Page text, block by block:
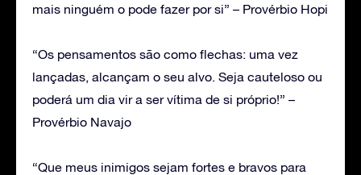
mais ninguém o pode fazer por si” – Provérbio Hopi
“Os pensamentos são como flechas: uma vez
lançadas, alcançam o seu alvo. Seja cauteloso ou
poderá um dia vir a ser vítima de si próprio!” –
Provérbio Navajo
“Que meus inimigos sejam fortes e bravos para